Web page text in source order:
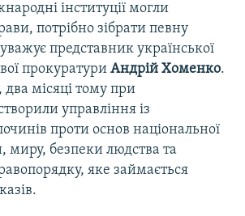
інституції могли
потрібно зібрати певну
представник української
прокуратури Андрій Хоменко.
місяці тому при
управління із
проти основ національної
миру, безпеки людства та
яке займається